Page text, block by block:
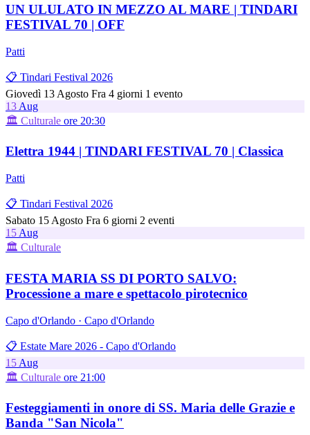
UN ULULATO IN MEZZO AL MARE | TINDARI
FESTIVAL 70 | OFF
Patti
📋 Tindari Festival 2026
Giovedì 13 Agosto Fra 4 giorni 1 evento
13 Aug
🏛️ Culturale ore 20:30
Elettra 1944 | TINDARI FESTIVAL 70 | Classica
Patti
📋 Tindari Festival 2026
Sabato 15 Agosto Fra 6 giorni 2 eventi
15 Aug
🏛️ Culturale
FESTA MARIA SS DI PORTO SALVO:
Processione a mare e spettacolo pirotecnico
Capo d'Orlando · Capo d'Orlando
📋 Estate Mare 2026 - Capo d'Orlando
15 Aug
🏛️ Culturale ore 21:00
Festeggiamenti in onore di SS. Maria delle Grazie e
Banda "San Nicola"